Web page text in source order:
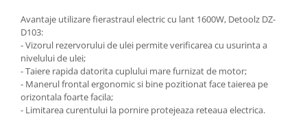
Candele / Rezerve / Lumanari
Carabine/ carlige
Diverse casa si gradina
Diverse depozitare
Echipament protectie gradina
Avantaje utilizare fierastraul electric cu lant 1600W, Detoolz DZ-
D103:
- Vizorul rezervorului de ulei permite verificarea cu usurinta a
nivelului de ulei;
- Taiere rapida datorita cuplului mare furnizat de motor;
- Manerul frontal ergonomic si bine pozitionat face taierea pe
orizontala foarte facila;
- Limitarea curentului la pornire protejeaza reteaua electrica.